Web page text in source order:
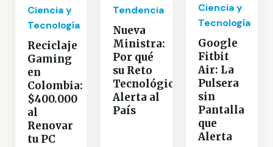
Ciencia y
Tecnología
Reciclaje
Gaming
en
Colombia:
$400.000
al
Renovar
tu PC
Tendencia
Nueva
Ministra:
Por qué
su Reto
Tecnológico
Alerta al
País
Ciencia y
Tecnología
Google
Fitbit
Air: La
Pulsera
sin
Pantalla
que
Alerta